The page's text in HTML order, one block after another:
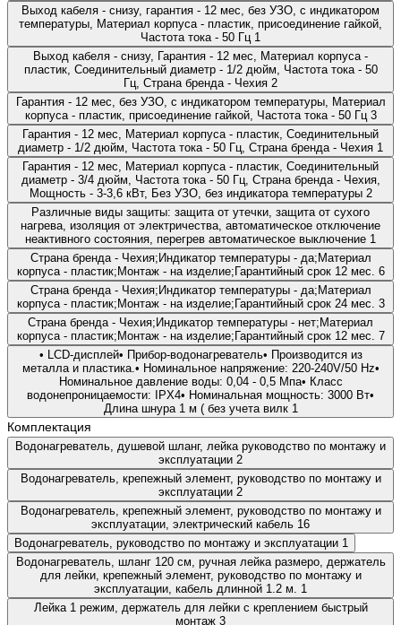
Выход кабеля - снизу, гарантия - 12 мес, без УЗО, с индикатором
температуры, Материал корпуса - пластик, присоединение гайкой,
Частота тока - 50 Гц 1
Выход кабеля - снизу, Гарантия - 12 мес, Материал корпуса -
пластик, Соединительный диаметр - 1/2 дюйм, Частота тока - 50
Гц, Страна бренда - Чехия 2
Гарантия - 12 мес, без УЗО, с индикатором температуры, Материал
корпуса - пластик, присоединение гайкой, Частота тока - 50 Гц 3
Гарантия - 12 мес, Материал корпуса - пластик, Соединительный
диаметр - 1/2 дюйм, Частота тока - 50 Гц, Страна бренда - Чехия 1
Гарантия - 12 мес, Материал корпуса - пластик, Соединительный
диаметр - 3/4 дюйм, Частота тока - 50 Гц, Страна бренда - Чехия,
Мощность - 3-3,6 кВт, Без УЗО, без индикатора температуры 2
Различные виды защиты: защита от утечки, защита от сухого
нагрева, изоляция от электричества, автоматическое отключение
неактивного состояния, перегрев автоматическое выключение 1
Страна бренда - Чехия;Индикатор температуры - да;Материал
корпуса - пластик;Монтаж - на изделие;Гарантийный срок 12 мес. 6
Страна бренда - Чехия;Индикатор температуры - да;Материал
корпуса - пластик;Монтаж - на изделие;Гарантийный срок 24 мес. 3
Страна бренда - Чехия;Индикатор температуры - нет;Материал
корпуса - пластик;Монтаж - на изделие;Гарантийный срок 12 мес. 7
• LCD-дисплей• Прибор-водонагреватель• Производится из
металла и пластика.• Номинальное напряжение: 220-240V/50 Hz•
Номинальное давление воды: 0,04 - 0,5 Мпа• Класс
водонепроницаемости: IPX4• Номинальная мощность: 3000 Вт•
Длина шнура 1 м ( без учета вилк 1
Комплектация
Водонагреватель, душевой шланг, лейка руководство по монтажу и
эксплуатации 2
Водонагреватель, крепежный элемент, руководство по монтажу и
эксплуатации 2
Водонагреватель, крепежный элемент, руководство по монтажу и
эксплуатации, электрический кабель 16
Водонагреватель, руководство по монтажу и эксплуатации 1
Водонагреватель, шланг 120 см, ручная лейка размеро, держатель
для лейки, крепежный элемент, руководство по монтажу и
эксплуатации, кабель длинной 1.2 м. 1
Лейка 1 режим, держатель для лейки с креплением быстрый
монтаж 3